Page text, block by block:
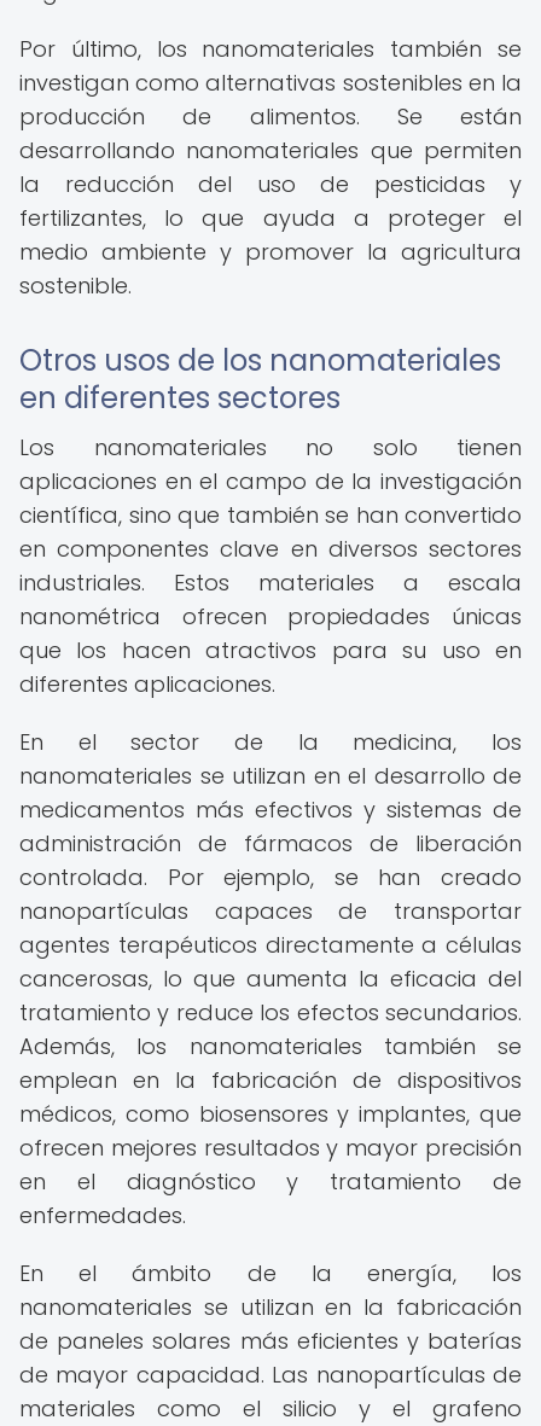
Por último, los nanomateriales también se
investigan como alternativas sostenibles en la
producción de alimentos. Se están
desarrollando nanomateriales que permiten
la reducción del uso de pesticidas y
fertilizantes, lo que ayuda a proteger el
medio ambiente y promover la agricultura
sostenible.
Otros usos de los nanomateriales
en diferentes sectores
Los nanomateriales no solo tienen
aplicaciones en el campo de la investigación
científica, sino que también se han convertido
en componentes clave en diversos sectores
industriales. Estos materiales a escala
nanométrica ofrecen propiedades únicas
que los hacen atractivos para su uso en
diferentes aplicaciones.
En el sector de la medicina, los
nanomateriales se utilizan en el desarrollo de
medicamentos más efectivos y sistemas de
administración de fármacos de liberación
controlada. Por ejemplo, se han creado
nanopartículas capaces de transportar
agentes terapéuticos directamente a células
cancerosas, lo que aumenta la eficacia del
tratamiento y reduce los efectos secundarios.
Además, los nanomateriales también se
emplean en la fabricación de dispositivos
médicos, como biosensores y implantes, que
ofrecen mejores resultados y mayor precisión
en el diagnóstico y tratamiento de
enfermedades.
En el ámbito de la energía, los
nanomateriales se utilizan en la fabricación
de paneles solares más eficientes y baterías
de mayor capacidad. Las nanopartículas de
materiales como el silicio y el grafeno